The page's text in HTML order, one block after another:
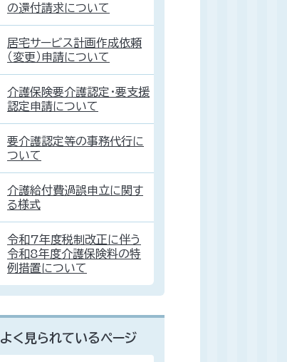
の還付請求について
居宅サービス計画作成依頼
（変更）申請について
介護保険要介護認定・要支援
認定申請について
要介護認定等の事務代行に
ついて
介護給付費過誤申立に関す
る様式
令和7年度税制改正に伴う
令和8年度介護保険料の特
例措置について
よく見られているページ